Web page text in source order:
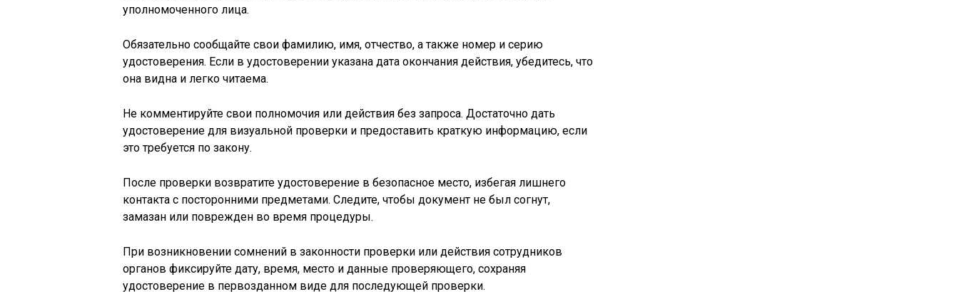
уполномоченного лица.
Обязательно сообщайте свои фамилию, имя, отчество, а также номер и серию
удостоверения. Если в удостоверении указана дата окончания действия, убедитесь, что
она видна и легко читаема.
Не комментируйте свои полномочия или действия без запроса. Достаточно дать
удостоверение для визуальной проверки и предоставить краткую информацию, если
это требуется по закону.
После проверки возвратите удостоверение в безопасное место, избегая лишнего
контакта с посторонними предметами. Следите, чтобы документ не был согнут,
замазан или поврежден во время процедуры.
При возникновении сомнений в законности проверки или действия сотрудников
органов фиксируйте дату, время, место и данные проверяющего, сохраняя
удостоверение в первозданном виде для последующей проверки.